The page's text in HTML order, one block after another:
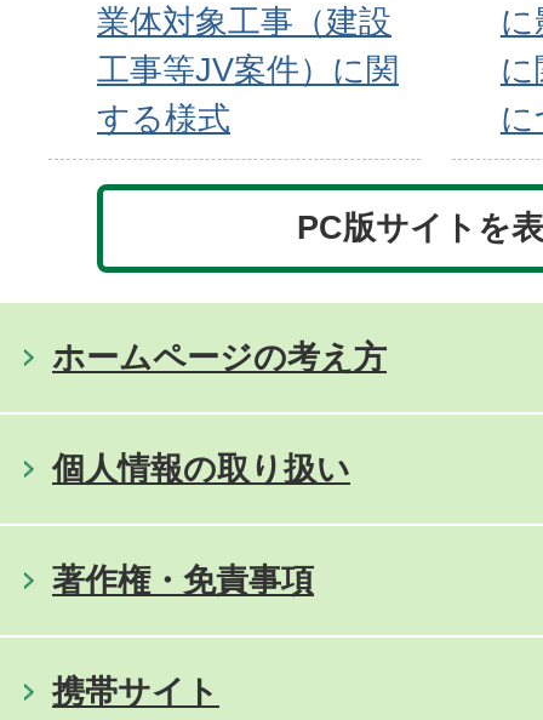
業体対象工事（建設
工事等JV案件）に関
する様式
PC版サイトを
ホームページの考え方
個人情報の取り扱い
著作権・免責事項
携帯サイト